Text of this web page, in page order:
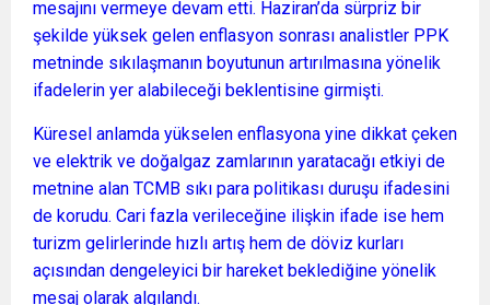
mesajını vermeye devam etti. Haziran’da sürpriz bir
şekilde yüksek gelen enflasyon sonrası analistler PPK
metninde sıkılaşmanın boyutunun artırılmasına yönelik
ifadelerin yer alabileceği beklentisine girmişti.
Küresel anlamda yükselen enflasyona yine dikkat çeken
ve elektrik ve doğalgaz zamlarının yaratacağı etkiyi de
metnine alan TCMB sıkı para politikası duruşu ifadesini
de korudu. Cari fazla verileceğine ilişkin ifade ise hem
turizm gelirlerinde hızlı artış hem de döviz kurları
açısından dengeleyici bir hareket beklediğine yönelik
mesaj olarak algılandı.